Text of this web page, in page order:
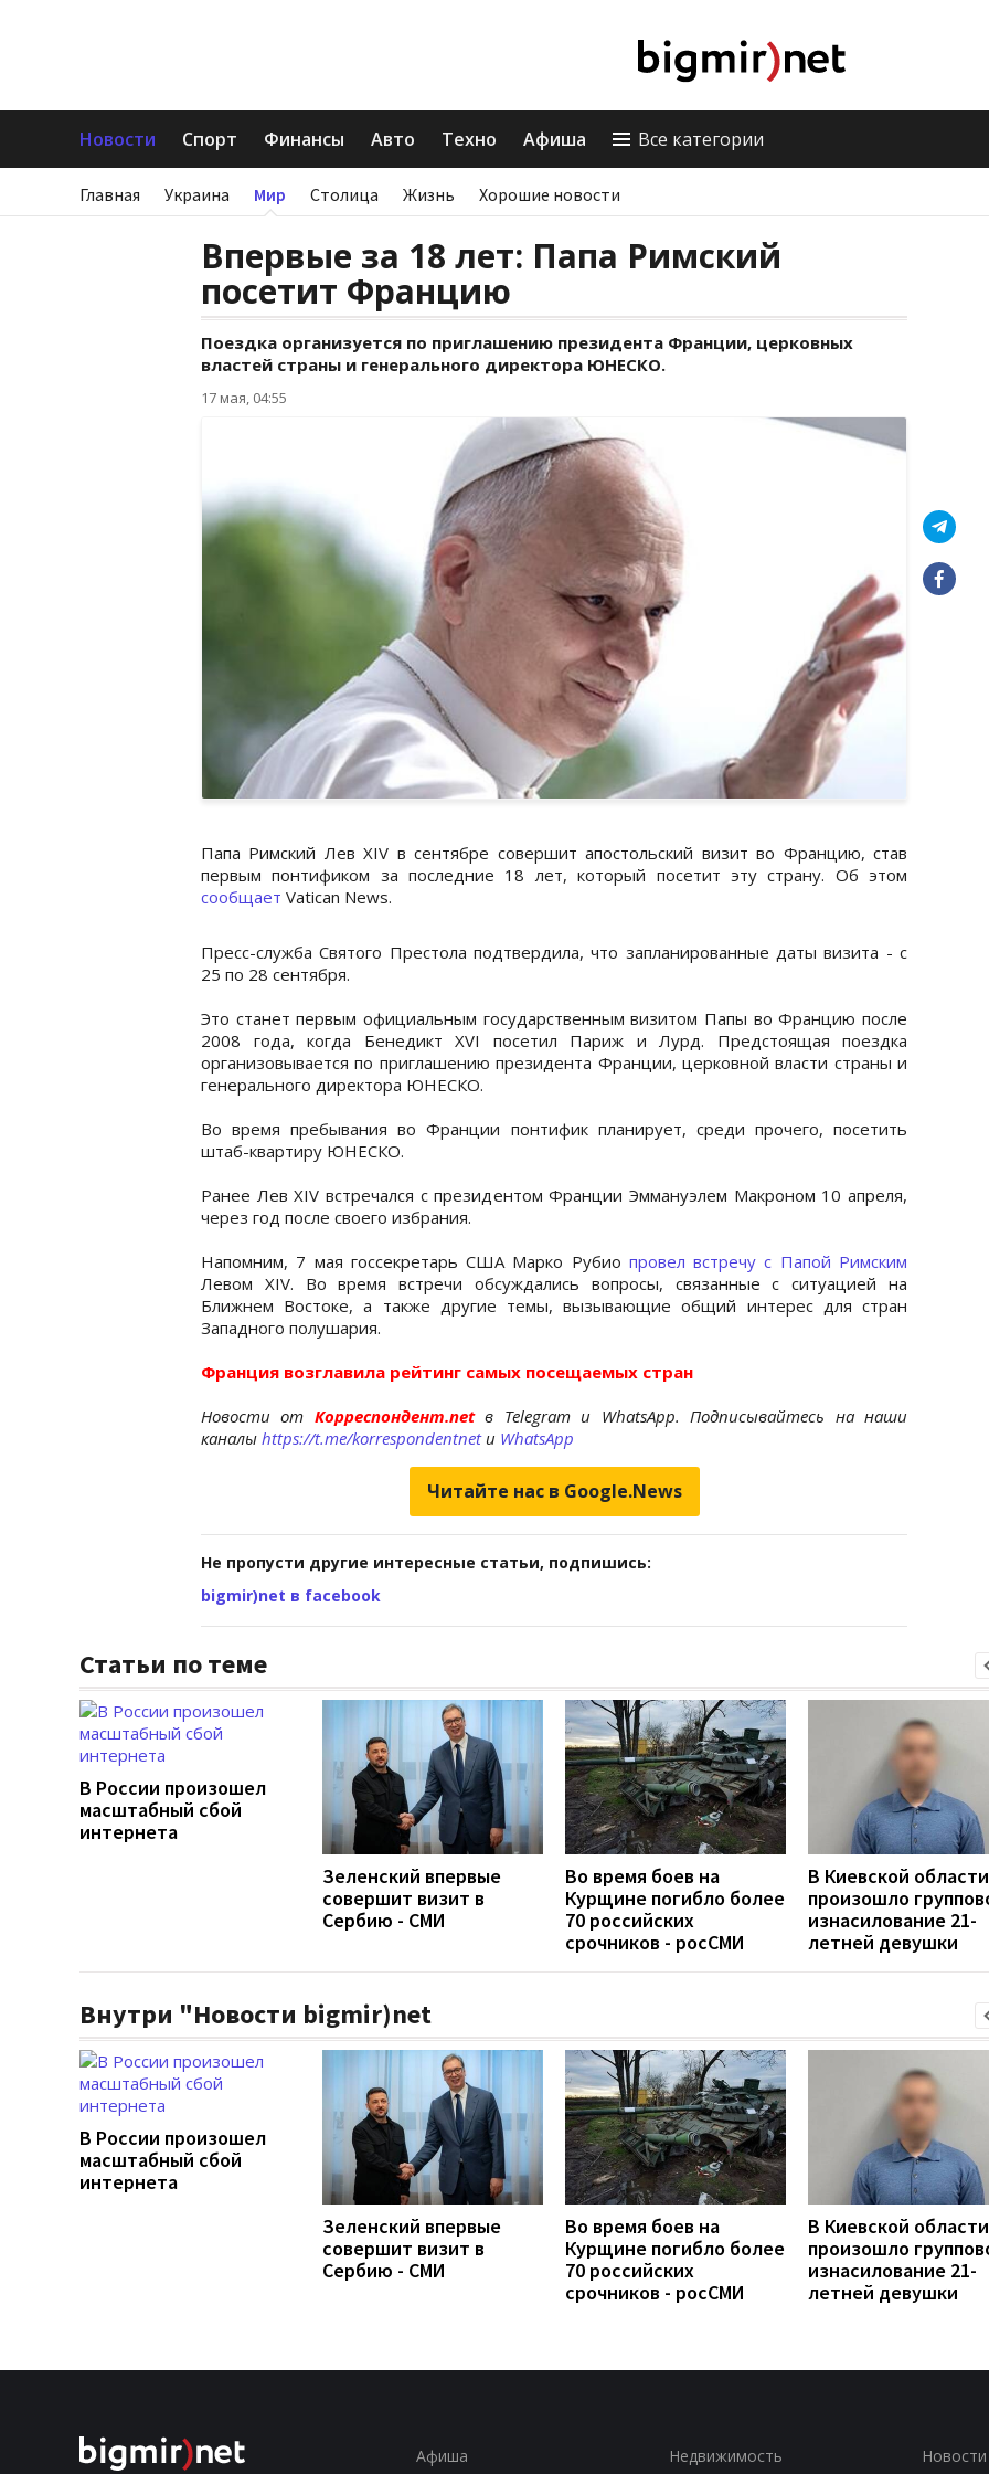
Новости Спорт Финансы Авто Техно Афиша Все категории
Главная Украина Мир Столица Жизнь Хорошие новости
Впервые за 18 лет: Папа Римский
посетит Францию
Поездка организуется по приглашению президента Франции, церковных
властей страны и генерального директора ЮНЕСКО.
17 мая, 04:55
Папа Римский Лев XIV в сентябре совершит апостольский визит во Францию, став
первым понтификом за последние 18 лет, который посетит эту страну. Об этом
сообщает Vatican News.
Пресс-служба Святого Престола подтвердила, что запланированные даты визита - с
25 по 28 сентября.
Это станет первым официальным государственным визитом Папы во Францию после
2008 года, когда Бенедикт XVI посетил Париж и Лурд. Предстоящая поездка
организовывается по приглашению президента Франции, церковной власти страны и
генерального директора ЮНЕСКО.
Во время пребывания во Франции понтифик планирует, среди прочего, посетить
штаб-квартиру ЮНЕСКО.
Ранее Лев XIV встречался с президентом Франции Эммануэлем Макроном 10 апреля,
через год после своего избрания.
Напомним, 7 мая госсекретарь США Марко Рубио провел встречу с Папой Римским
Левом XIV. Во время встречи обсуждались вопросы, связанные с ситуацией на
Ближнем Востоке, а также другие темы, вызывающие общий интерес для стран
Западного полушария.
Франция возглавила рейтинг самых посещаемых стран
Новости от Корреспондент.netв Telegram и WhatsApp. Подписывайтесь на наши
каналы https://t.me/korrespondentnetи WhatsApp
Читайте нас в Google.News
Не пропусти другие интересные статьи, подпишись:
bigmir)net в facebook
Статьи по теме
В России произошел
масштабный сбой
интернета
Зеленский впервые
совершит визит в
Сербию - СМИ
Во время боев на
Курщине погибло более
70 российских
срочников - росСМИ
В Киевской области
произошло
изнасилование 21-
летней девушки
Внутри "Новости bigmir)net
В России произошел
масштабный сбой
интернета
Зеленский впервые
совершит визит в
Сербию - СМИ
Во время боев на
Курщине погибло более
70 российских
срочников - росСМИ
В Киевской области
произошло
изнасилование 21-
летней девушки
Афиша Недвижимость Новости